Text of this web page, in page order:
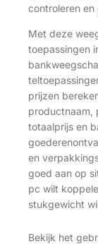
controleren
Met deze
toepassingen
prijzen
productnaam,
totaalprijs en
en
goed aan op
pc wilt
stukgewicht
Bekijk het